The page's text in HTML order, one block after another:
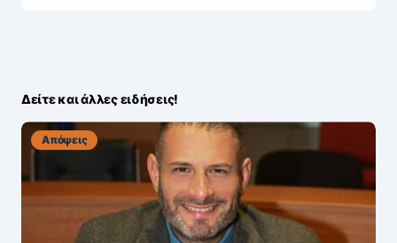
Δείτε και άλλες ειδήσεις!
Απόψεις